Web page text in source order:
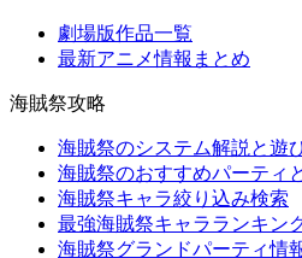
劇場版作品一覧
最新アニメ情報まとめ
海賊祭攻略
海賊祭のシステム解説と遊
海賊祭のおすすめパーティ
海賊祭キャラ絞り込み検索
最強海賊祭キャラランキン
海賊祭グランドパーティ情